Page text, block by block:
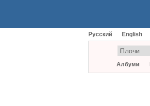
Русский English
Албуми